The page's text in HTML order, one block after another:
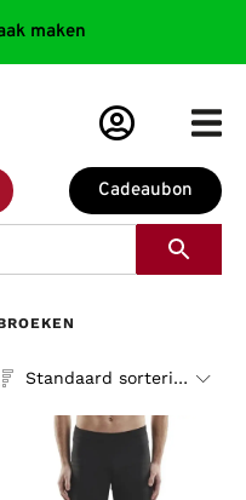
maken
Cadeaubon
Standaard sortering